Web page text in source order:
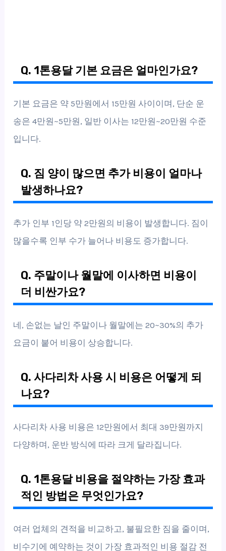
Q. 1톤용달 기본 요금은 얼마인가요?
기본 요금은 약 5만원에서 15만원 사이이며, 단순 운
송은 4만원~5만원, 일반 이사는 12만원~20만원 수준
입니다.
Q. 짐 양이 많으면 추가 비용이 얼마나
발생하나요?
추가 인부 1인당 약 2만원의 비용이 발생합니다. 짐이
많을수록 인부 수가 늘어나 비용도 증가합니다.
Q. 주말이나 월말에 이사하면 비용이
더 비싼가요?
네, 손없는 날인 주말이나 월말에는 20~30%의 추가
요금이 붙어 비용이 상승합니다.
Q. 사다리차 사용 시 비용은 어떻게 되
나요?
사다리차 사용 비용은 12만원에서 최대 39만원까지
다양하며, 운반 방식에 따라 크게 달라집니다.
Q. 1톤용달 비용을 절약하는 가장 효과
적인 방법은 무엇인가요?
여러 업체의 견적을 비교하고, 불필요한 짐을 줄이며,
비수기에 예약하는 것이 가장 효과적인 비용 절감 전